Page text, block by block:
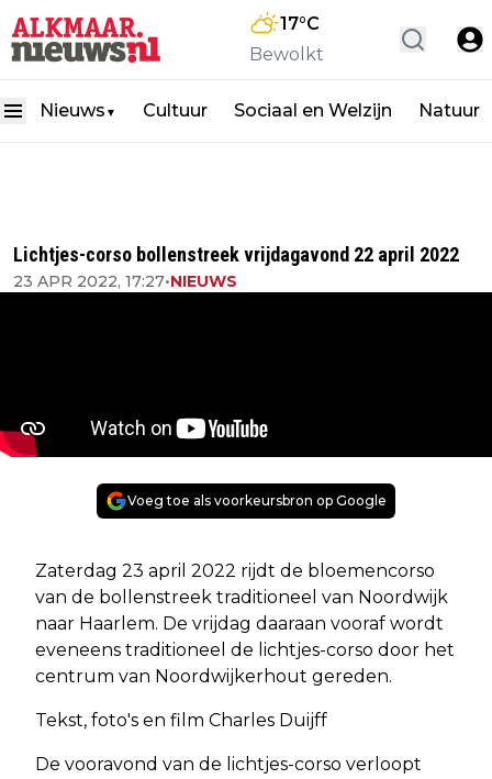
17°C
Bewolkt
Nieuws ▼ Cultuur Sociaal en Welzijn Natuur
Lichtjes-corso bollenstreek vrijdagavond 22 april 2022
23 APR 2022, 17:27•NIEUWS
Voeg toe als voorkeursbron op Google
Zaterdag 23 april 2022 rijdt de bloemencorso
van de bollenstreek traditioneel van Noordwijk
naar Haarlem. De vrijdag daaraan vooraf wordt
eveneens traditioneel de lichtjes-corso door het
centrum van Noordwijkerhout gereden.
Tekst, foto's en film Charles Duijff
De vooravond van de lichtjes-corso verloopt